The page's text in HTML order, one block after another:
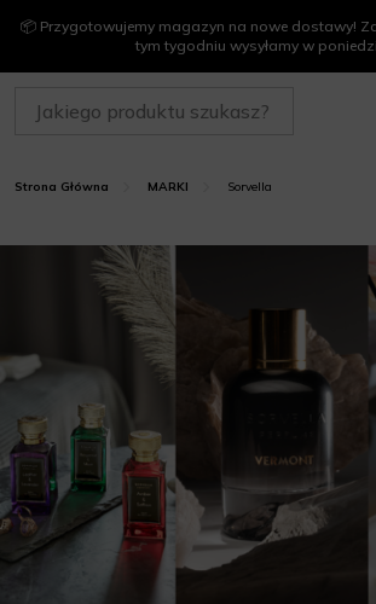
📦 Przygotowujemy magazyn na nowe dostawy!
tym tygodniu wysyłamy w
Strona Główna MARKI Sorvella